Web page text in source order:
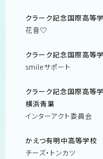
クラーク記念国際高等
花音♡
クラーク記念国際高等
smileサポート
クラーク記念国際高等
横浜青葉
インターアクト委員会
かえつ有明中高等学校
チーズ・トンカツ